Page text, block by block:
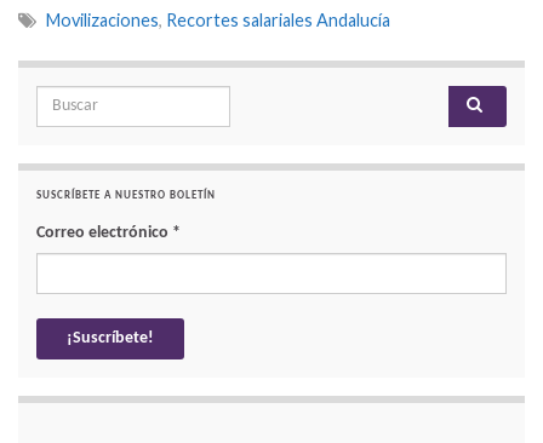
Movilizaciones, Recortes salariales Andalucía
Search for:
SUSCRÍBETE A NUESTRO BOLETÍN
Correo electrónico *